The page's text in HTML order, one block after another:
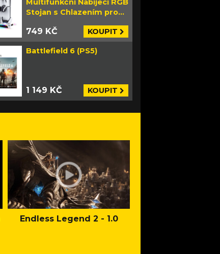
Multifunkční Nabíjecí RGB
Stojan s Chlazením pro
749 KČ KOUPIT
Battlefield 6 (PS5)
1 149 KČ KOUPIT
Endless Legend 2 - 1.0